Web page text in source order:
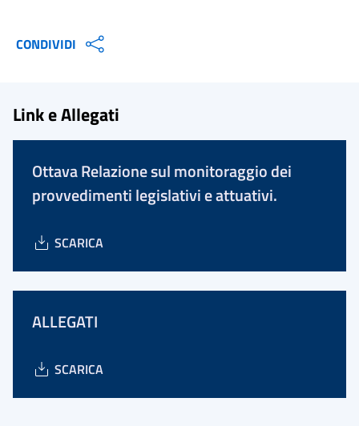
CONDIVIDI
Link e Allegati
Ottava Relazione sul monitoraggio dei
provvedimenti legislativi e attuativi.
SCARICA
ALLEGATI
SCARICA